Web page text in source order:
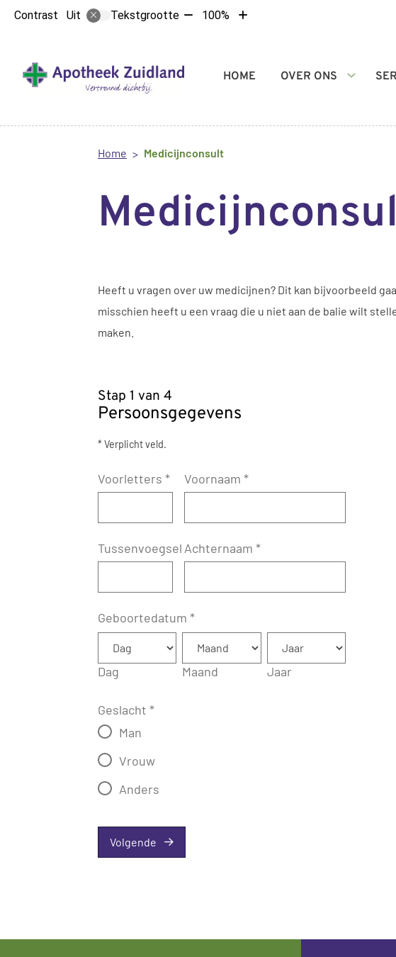
Contrast Uit Tekstgrootte Tekst100%
Tekst
Hoofdmenu
HOME
OVER ONS
Home Medicijnconsult
Heeft u vragen over uw medicijnen? Dit kan bijvoorbeeld
misschien heeft u een vraag die u niet aan de balie wilt
maken.
Stap 1 van 4
Persoonsgegevens
* Verplicht veld.
Voorletters * Voornaam *
Tussenvoegsel Achternaam *
Geboortedatum *
Dag Maand Jaar
Geslacht *
Man
Vrouw
Anders
Volgende